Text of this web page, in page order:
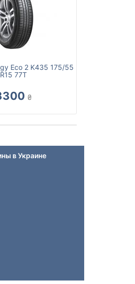
Eco 2 K435 175/55
R15 77T
₴
в Украине